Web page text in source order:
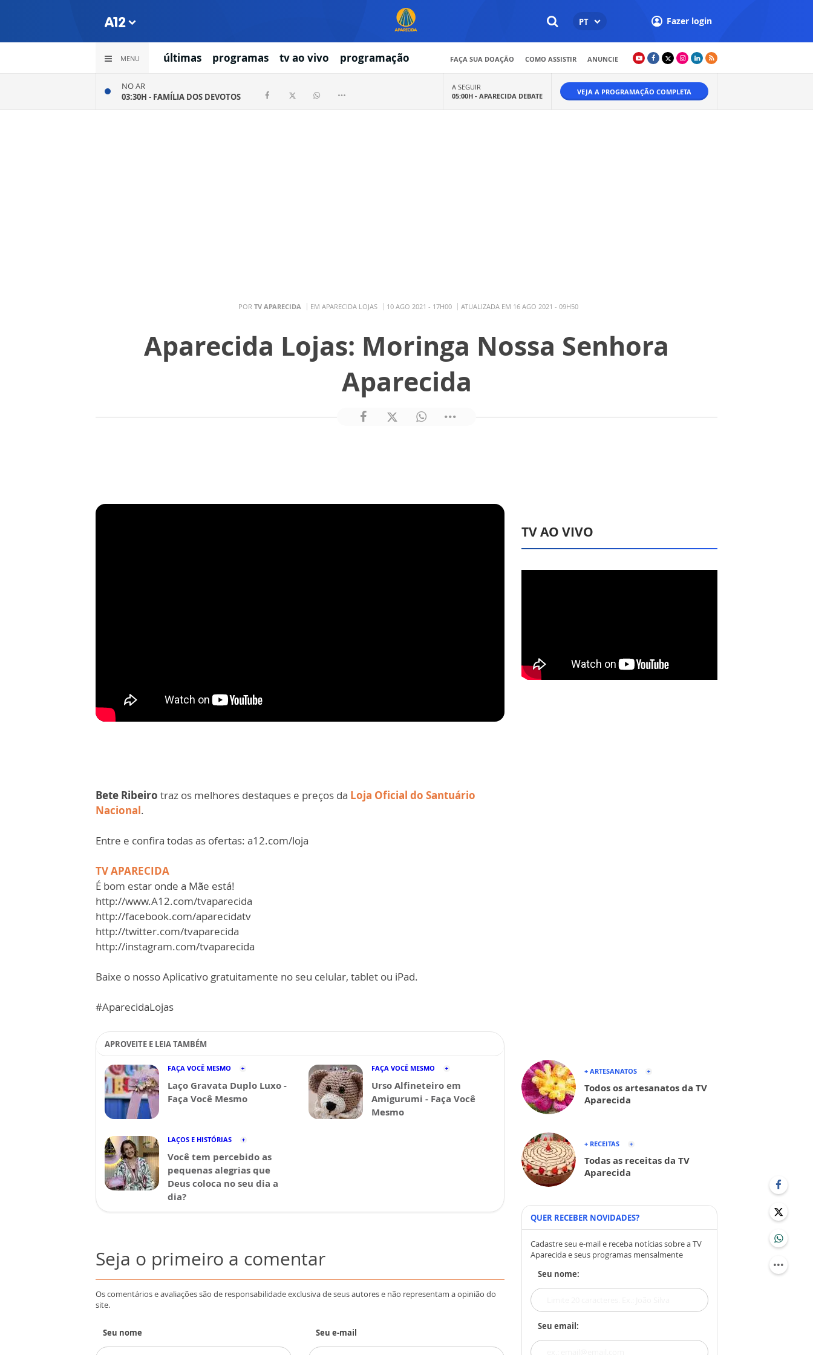
PT Fazer login
MENU últimas programas tv ao vivo programação FAÇA SUA DOAÇÃO COMO ASSISTIR ANUNCIE
NO AR
03:30H - FAMÍLIA DOS DEVOTOS
A SEGUIR
05:00H - APARECIDA DEBATE VEJA A PROGRAMAÇÃO COMPLETA
POR TV APARECIDA EM APARECIDA LOJAS 10 AGO 2021 - 17H00 ATUALIZADA EM 16 AGO 2021 - 09H50
Aparecida Lojas: Moringa Nossa Senhora
Aparecida
Bete Ribeiro traz os melhores destaques e preços da Loja Oficial do Santuário
Nacional.
Entre e confira todas as ofertas: a12.com/loja
TV APARECIDA
É bom estar onde a Mãe está!
http://www.A12.com/tvaparecida​​​​​
http://facebook.com/aparecidatv​​​​​
http://twitter.com/tvaparecida​​​​​
http://instagram.com/tvaparecida​​​​​
Baixe o nosso Aplicativo gratuitamente no seu celular, tablet ou iPad.
#AparecidaLojas
APROVEITE E LEIA TAMBÉM
FAÇA VOCÊ MESMO
Laço Gravata Duplo Luxo -
Faça Você Mesmo
FAÇA VOCÊ MESMO
Urso Alfineteiro em
Amigurumi - Faça Você
Mesmo
LAÇOS E HISTÓRIAS
Você tem percebido as
pequenas alegrias que
Deus coloca no seu dia a
dia?
Seja o primeiro a comentar
Os comentários e avaliações são de responsabilidade exclusiva de seus autores e não representam a opinião do
site.
Seu nome Seu e-mail
TV AO VIVO
+ ARTESANATOS
Todos os artesanatos da TV
Aparecida
+ RECEITAS
Todas as receitas da TV
Aparecida
QUER RECEBER NOVIDADES?
Cadastre seu e-mail e receba notícias sobre a TV
Aparecida e seus programas mensalmente
Seu nome:
Seu email: